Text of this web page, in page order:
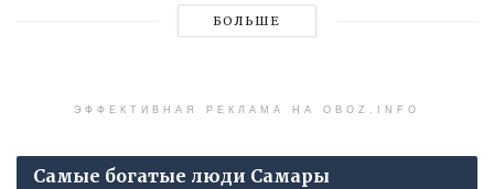
БОЛЬШЕ
ЭФФЕКТИВНАЯ РЕКЛАМА НА OBOZ.INFO
Самые богатые люди Самары